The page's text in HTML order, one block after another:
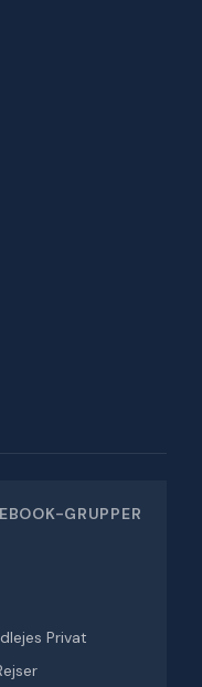
GRUPPER
Privat